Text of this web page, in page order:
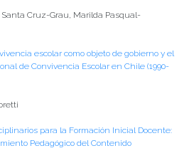
Cruz-Grau, Marilda Pasqual-
escolar como objeto de gobierno y el
de Convivencia Escolar en Chile (1990-
para la Formación Inicial Docente:
Pedagógico del Contenido